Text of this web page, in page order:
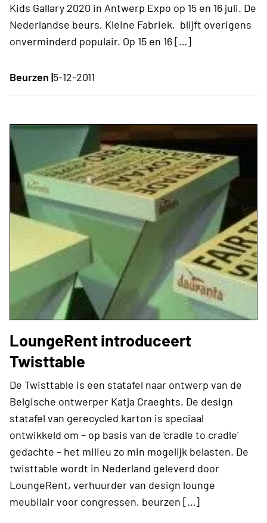
Kids Gallary 2020 in Antwerp Expo op 15 en 16 juli. De
Nederlandse beurs, Kleine Fabriek, blijft overigens
onverminderd populair. Op 15 en 16 […]
Beurzen |5-12-2011
LoungeRent introduceert
Twisttable
De Twisttable is een statafel naar ontwerp van de
Belgische ontwerper Katja Craeghts. De design
statafel van gerecycled karton is speciaal
ontwikkeld om – op basis van de 'cradle to cradle'
gedachte – het milieu zo min mogelijk belasten. De
twisttable wordt in Nederland geleverd door
LoungeRent, verhuurder van design lounge
meubilair voor congressen, beurzen […]